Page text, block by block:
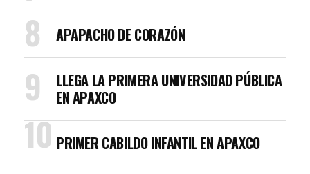
APAPACHO DE CORAZÓN
LLEGA LA PRIMERA UNIVERSIDAD PÚBLICA
EN APAXCO
PRIMER CABILDO INFANTIL EN APAXCO